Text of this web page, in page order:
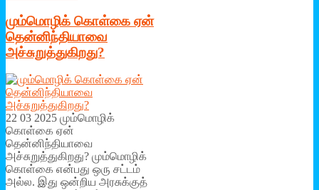
மும்மொழிக் கொள்கை ஏன்
தென்னிந்தியாவை
அச்சுறுத்துகிறது?
22 03 2025 மும்மொழிக்
கொள்கை ஏன்
தென்னிந்தியாவை
அச்சுறுத்துகிறது? மும்மொழிக்
கொள்கை என்பது ஒரு சட்டம்
அல்ல. இது ஒன்றிய அரசுக்குத்